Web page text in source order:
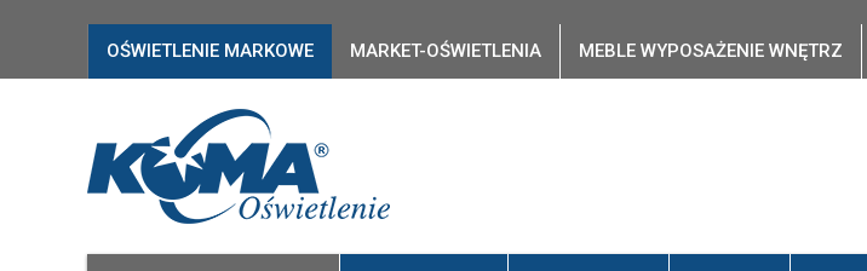
OŚWIETLENIE MARKOWE MARKET-OŚWIETLENIA MEBLE WYPOSAŻENIE WNĘTRZ